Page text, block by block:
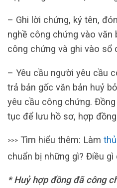
– Ghi lời chứng, ký tên,
nghề công chứng vào văn
công chứng và ghi vào sổ
– Yêu cầu người yêu cầu
trả bản gốc văn bản huỷ
yêu cầu công chứng.
tục để lưu hồ sơ, hợp
>>> Tìm hiểu thêm: Làm
chuẩn bị những gì? Điều gì
* Huỷ hợp đồng đã công